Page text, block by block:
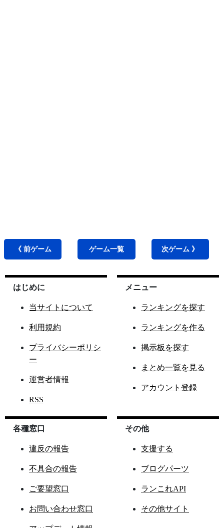
《 前ゲーム ゲーム一覧 次ゲーム 》
はじめに
当サイトについて
利用規約
プライバシーポリシ
ー
運営者情報
RSS
メニュー
ランキングを探す
ランキングを作る
掲示板を探す
まとめ一覧を見る
アカウント登録
各種窓口
違反の報告
不具合の報告
ご要望窓口
お問い合わせ窓口
その他
支援する
ブログパーツ
ランこれAPI
その他サイト